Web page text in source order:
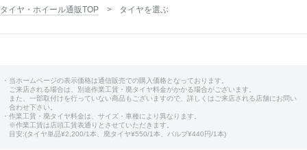
タイヤ・ホイール通販TOP タイヤを選ぶ
・当ホームページの表示価格は通信販売での購入価格となっております。
ご来店される場合は、別途作業工賃・廃タイヤ料金がかかる場合がございます。
また、一部取付けを行っていない商品もございますので、詳しくはご来店される店舗にお問い
合わせ下さい。
・作業工賃・廃タイヤ料金は、サイズ・車種により異なります。
※作業工賃は店頭工賃表通りとさせていただきます。
目安:(タイヤ単品¥2,200/1本、廃タイヤ¥550/1本、バルブ¥440円/1本)